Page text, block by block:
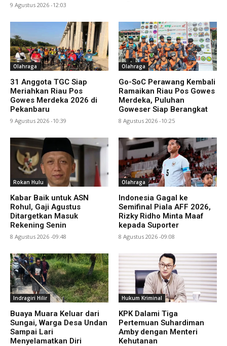
9 Agustus 2026 -12:03
Olahraga
31 Anggota TGC Siap
Meriahkan Riau Pos
Gowes Merdeka 2026 di
Pekanbaru
9 Agustus 2026 -10:39
Olahraga
Go-SoC Perawang Kembali
Ramaikan Riau Pos Gowes
Merdeka, Puluhan
Goweser Siap Berangkat
8 Agustus 2026 -10:25
Rokan Hulu
Kabar Baik untuk ASN
Rohul, Gaji Agustus
Ditargetkan Masuk
Rekening Senin
8 Agustus 2026 -09:48
Olahraga
Indonesia Gagal ke
Semifinal Piala AFF 2026,
Rizky Ridho Minta Maaf
kepada Suporter
8 Agustus 2026 -09:08
Indragiri Hilir
Buaya Muara Keluar dari
Sungai, Warga Desa Undan
Sampai Lari
Menyelamatkan Diri
Hukum Kriminal
KPK Dalami Tiga
Pertemuan Suhardiman
Amby dengan Menteri
Kehutanan